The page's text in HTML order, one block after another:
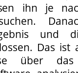
ihn je
und
Das
über